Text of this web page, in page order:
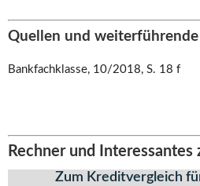
Quellen und
Bankfachklasse, 10/2018, S. 18 f
Rechner und Interessantes
Zum Kreditvergleich